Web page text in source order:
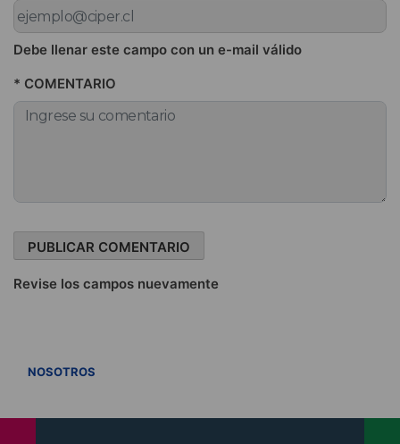
Debe llenar este campo con un e-mail válido
* COMENTARIO
Revise los campos nuevamente
NOSOTROS